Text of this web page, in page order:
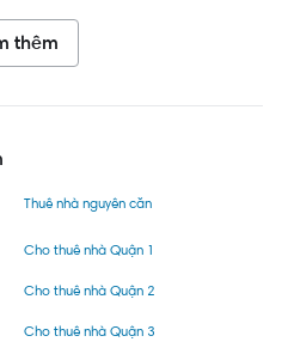
thêm
Thuê nhà nguyên căn
Cho thuê nhà Quận 1
Cho thuê nhà Quận 2
Cho thuê nhà Quận 3